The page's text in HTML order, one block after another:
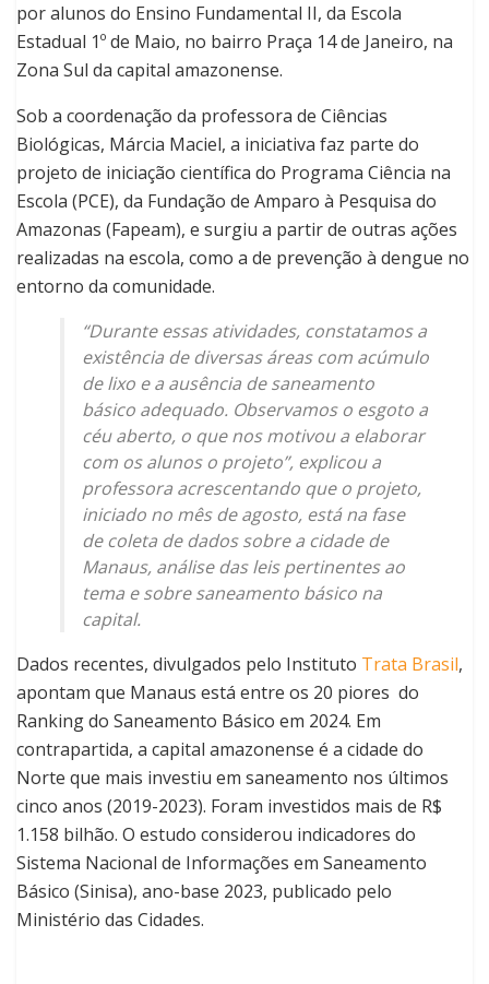
por alunos do Ensino Fundamental II, da Escola
Estadual 1º de Maio, no bairro Praça 14 de Janeiro, na
Zona Sul da capital amazonense.
Sob a coordenação da professora de Ciências
Biológicas, Márcia Maciel, a iniciativa faz parte do
projeto de iniciação científica do Programa Ciência na
Escola (PCE), da Fundação de Amparo à Pesquisa do
Amazonas (Fapeam), e surgiu a partir de outras ações
realizadas na escola, como a de prevenção à dengue no
entorno da comunidade.
“Durante essas atividades, constatamos a
existência de diversas áreas com acúmulo
de lixo e a ausência de saneamento
básico adequado. Observamos o esgoto a
céu aberto, o que nos motivou a elaborar
com os alunos o projeto”, explicou a
professora acrescentando que o projeto,
iniciado no mês de agosto, está na fase
de coleta de dados sobre a cidade de
Manaus, análise das leis pertinentes ao
tema e sobre saneamento básico na
capital.
Dados recentes, divulgados pelo Instituto Trata Brasil,
apontam que Manaus está entre os 20 piores do
Ranking do Saneamento Básico em 2024. Em
contrapartida, a capital amazonense é a cidade do
Norte que mais investiu em saneamento nos últimos
cinco anos (2019-2023). Foram investidos mais de R$
1.158 bilhão. O estudo considerou indicadores do
Sistema Nacional de Informações em Saneamento
Básico (Sinisa), ano-base 2023, publicado pelo
Ministério das Cidades.